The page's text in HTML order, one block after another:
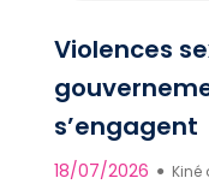
Violences
s’engagent
18/07/2026 ●